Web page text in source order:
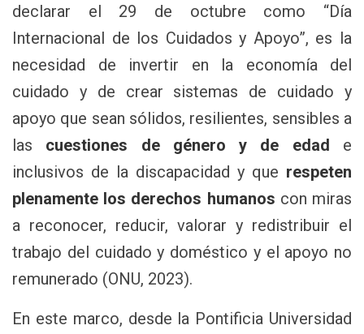
declarar el 29 de octubre como “Día
Internacional de los Cuidados y Apoyo”, es la
necesidad de invertir en la economía del
cuidado y de crear sistemas de cuidado y
apoyo que sean sólidos, resilientes, sensibles a
las cuestiones de género y de edad e
inclusivos de la discapacidad y que respeten
plenamente los derechos humanos con miras
a reconocer, reducir, valorar y redistribuir el
trabajo del cuidado y doméstico y el apoyo no
remunerado (ONU, 2023).
En este marco, desde la Pontificia Universidad